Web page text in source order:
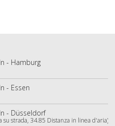
- Hamburg
- Essen
- Düsseldorf
su strada, 34.85 Distanza in linea d'aria)